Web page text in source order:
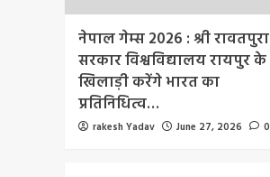
नेपाल गेम्स 2026 : श्री रावतपुरा
सरकार विश्वविद्यालय रायपुर के
खिलाड़ी करेंगे भारत का
प्रतिनिधित्व…
rakesh Yadav June 27, 2026 0